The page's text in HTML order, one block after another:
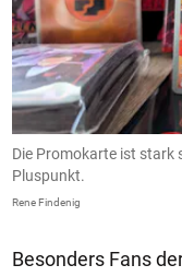
Die Promokarte ist stark
Pluspunkt.
Rene Findenig
Besonders Fans